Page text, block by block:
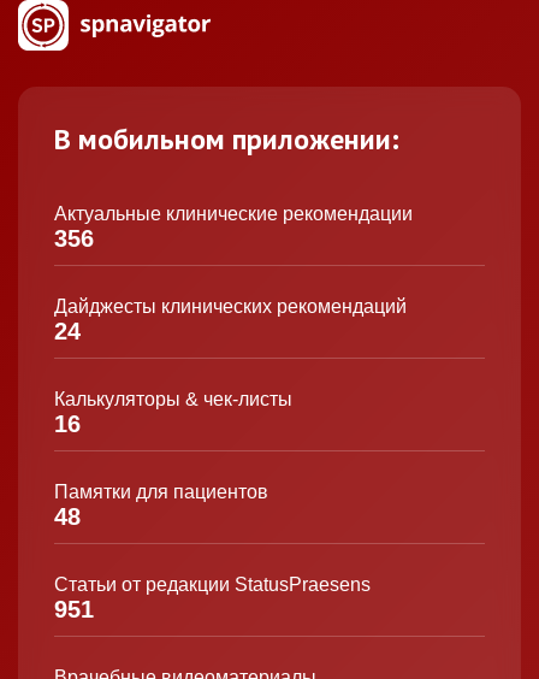
В мобильном приложении:
Актуальные клинические рекомендации
356
Дайджесты клинических рекомендаций
24
Калькуляторы & чек-листы
16
Памятки для пациентов
48
Статьи от редакции StatusPraesens
951